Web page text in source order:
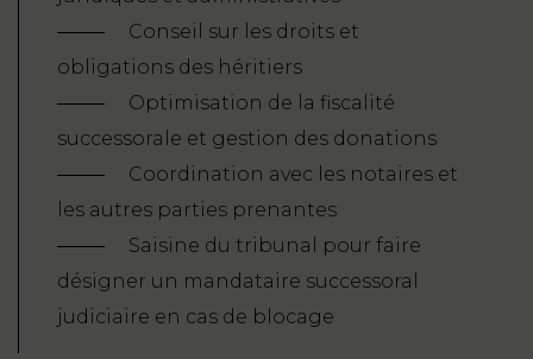
Conseil sur les droits et
obligations des héritiers
Optimisation de la fiscalité
successorale et gestion des donations
Coordination avec les notaires et
les autres parties prenantes
Saisine du tribunal pour faire
désigner un mandataire successoral
judiciaire en cas de blocage